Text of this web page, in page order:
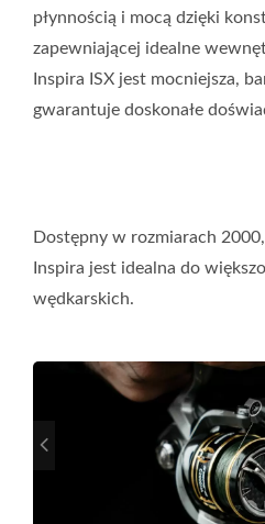
płynnością i mocą dzięki
zapewniającej idealne
Inspira ISX jest mocniejsza,
gwarantuje doskonałe
Dostępny w rozmiarach
Inspira jest idealna do
wędkarskich.